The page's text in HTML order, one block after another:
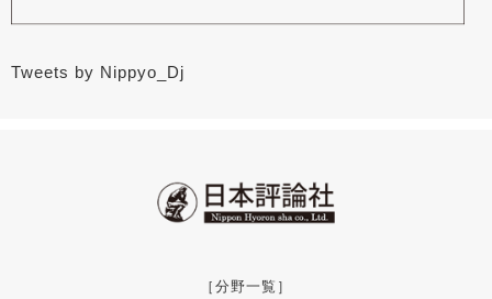
Tweets by Nippyo_Dj
［分野一覧］